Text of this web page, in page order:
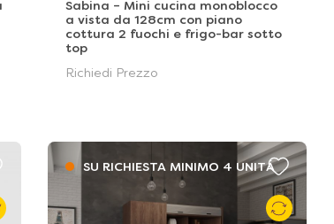
Sabina – Mini cucina monoblocco
a vista da 128cm con piano
cottura 2 fuochi e frigo-bar sotto
top
Richiedi Prezzo
SU RICHIESTA MINIMO 4 UNITÁ